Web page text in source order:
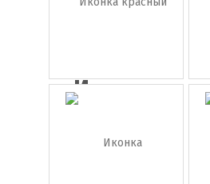
Иконка
красный
са...